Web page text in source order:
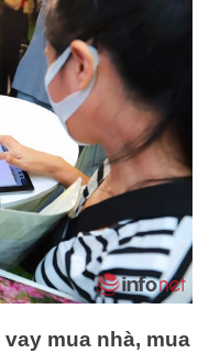
mua nhà, mua